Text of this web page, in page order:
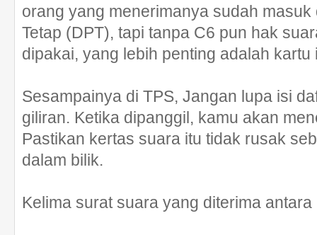
orang yang menerimanya sudah masuk
Tetap (DPT), tapi tanpa C6 pun hak
dipakai, yang lebih penting adalah kartu
Sesampainya di TPS, Jangan lupa isi
giliran. Ketika dipanggil, kamu akan
Pastikan kertas suara itu tidak rusak
dalam bilik.
Kelima surat suara yang diterima antara